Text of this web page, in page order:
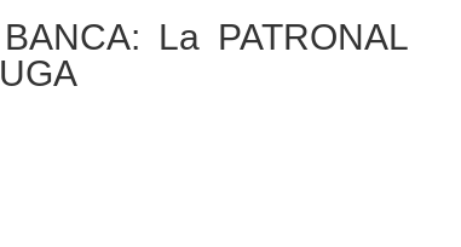
La PATRONAL